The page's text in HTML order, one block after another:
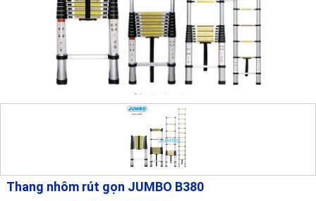
Thang nhôm rút gọn JUMBO B380